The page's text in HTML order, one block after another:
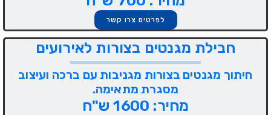
לפרטים צרו קשר
חבילת מגנטים בצורות לאירועים
חיתוך מגנטים בצורות מגניבות עם ברכה ועיצוב
מסגרת מתאימה.
מחיר: 1600 ש"ח